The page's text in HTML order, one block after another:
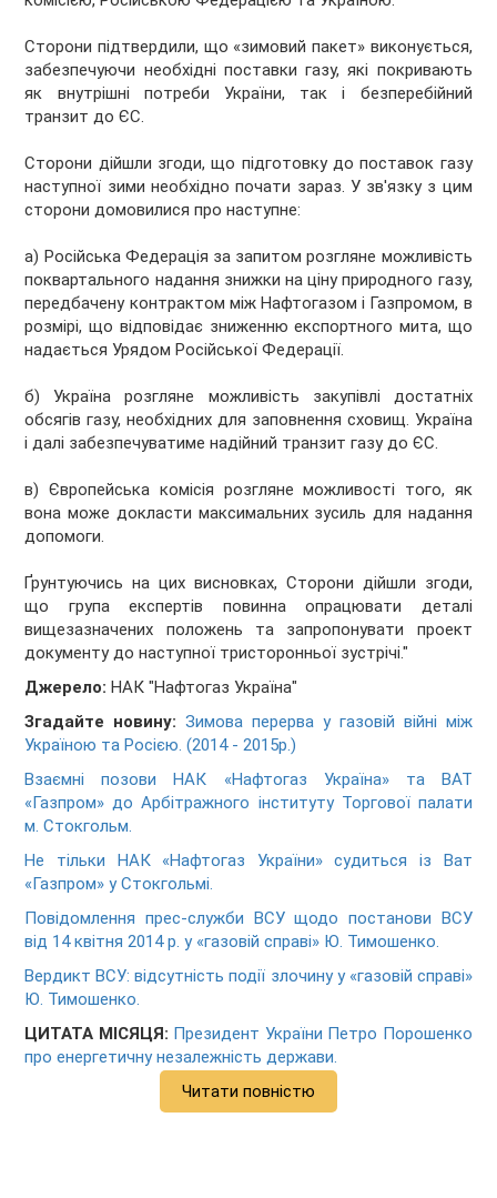
Сторони підтвердили, що «зимовий пакет» виконується,
забезпечуючи необхідні поставки газу, які покривають
як внутрішні потреби України, так і безперебійний
транзит до ЄС.
Сторони дійшли згоди, що підготовку до поставок газу
наступної зими необхідно почати зараз. У зв'язку з цим
сторони домовилися про наступне:
а) Російська Федерація за запитом розгляне можливість
поквартального надання знижки на ціну природного газу,
передбачену контрактом між Нафтогазом і Газпромом, в
розмірі, що відповідає зниженню експортного мита, що
надається Урядом Російської Федерації.
б) Україна розгляне можливість закупівлі достатніх
обсягів газу, необхідних для заповнення сховищ. Україна
і далі забезпечуватиме надійний транзит газу до ЄС.
в) Європейська комісія розгляне можливості того, як
вона може докласти максимальних зусиль для надання
допомоги.
Ґрунтуючись на цих висновках, Сторони дійшли згоди,
що група експертів повинна опрацювати деталі
вищезазначених положень та запропонувати проект
документу до наступної тристоронньої зустрічі."
Джерело:НАК "Нафтогаз Україна"
Згадайте новину: Зимова перерва у газовій війні між
Україною та Росією. (2014 - 2015р.)
Взаємні позови НАК «Нафтогаз Україна» та ВАТ
«Газпром» до Арбітражного інституту Торгової палати
м. Стокгольм.
Не тільки НАК «Нафтогаз України» судиться із Ват
«Газпром» у Стокгольмі.
Повідомлення прес-служби ВСУ щодо постанови ВСУ
від 14 квітня 2014 р. у «газовій справі» Ю. Тимошенко.
Вердикт ВСУ: відсутність події злочину у «газовій справі»
Ю. Тимошенко.
ЦИТАТА МІСЯЦЯ: Президент України Петро Порошенко
про енергетичну незалежність держави.
Читати повністю